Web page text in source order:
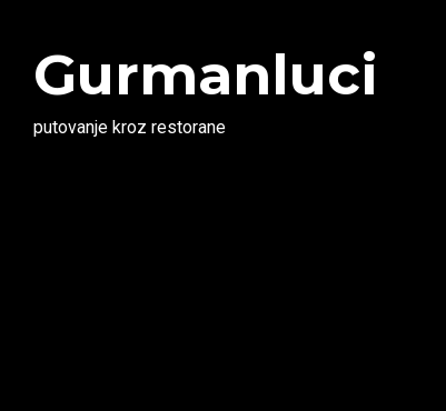
Gurmanluci
putovanje kroz restorane